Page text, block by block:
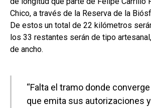
Chico, a través de la Reserva de la
De estos un total de 22 kilómetros
los 33 restantes serán de tipo
de ancho.
“Falta el tramo donde
que emita sus autorizaciones